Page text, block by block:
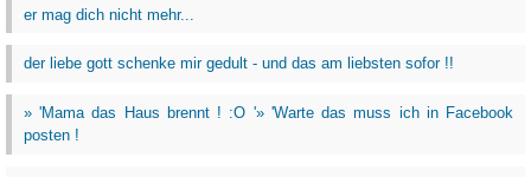
er mag dich nicht mehr...
der liebe gott schenke mir gedult - und das am liebsten sofor !!
» 'Mama das Haus brennt ! :O '» 'Warte das muss ich in Facebook
posten !